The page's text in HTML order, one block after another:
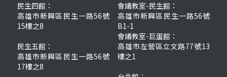
民生四館：
高雄市新興區民生一路56號
15樓之8
民生五館：
高雄市新興區民生一路56號
17樓之8
會議教室-民生館：
高雄市新興區民生一路56號
B1-1
會議教室-巨蛋館：
高雄市左營區立文路77號13
樓之1